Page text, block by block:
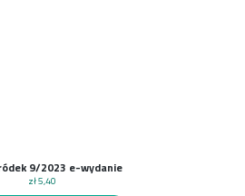
9/2023 e-wydanie
zł5,40